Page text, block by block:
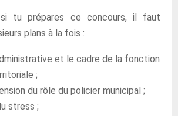
si tu prépares ce concours, il faut
plans à la fois :
et le cadre de la fonction
;
du rôle du policier municipal ;
stress ;